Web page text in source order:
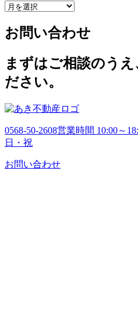
ア
カ
イ
ブ
お問い合わせ
まずはご相談のうえ
ださい。
0568-50-2608営業時間 10:00～
日・祝
お問い合わせ